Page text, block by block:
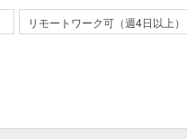
リモートワーク可（週4日以上）